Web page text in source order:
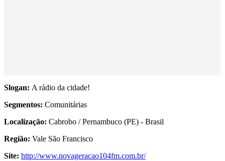
Slogan: A rádio da cidade!
Segmentos: Comunitárias
Localização: Cabrobo / Pernambuco (PE) - Brasil
Região: Vale São Francisco
Site: http://www.novageracao104fm.com.br/